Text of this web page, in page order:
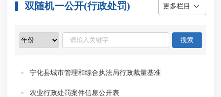
双随机一公开(行政处罚) 更多栏目
宁化县城市管理和综合执法局行政裁量基准
农业行政处罚案件信息公开表